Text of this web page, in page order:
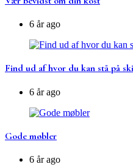
6 år ago
Find ud af hvor du kan stå på
6 år ago
Gode møbler
6 år ago